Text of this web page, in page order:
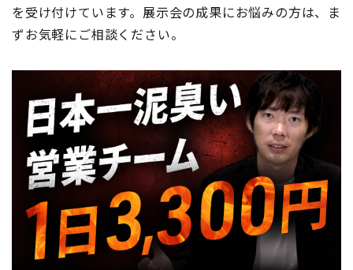
を受け付けています。展示会の成果にお悩みの方は、ま
ずお気軽にご相談ください。